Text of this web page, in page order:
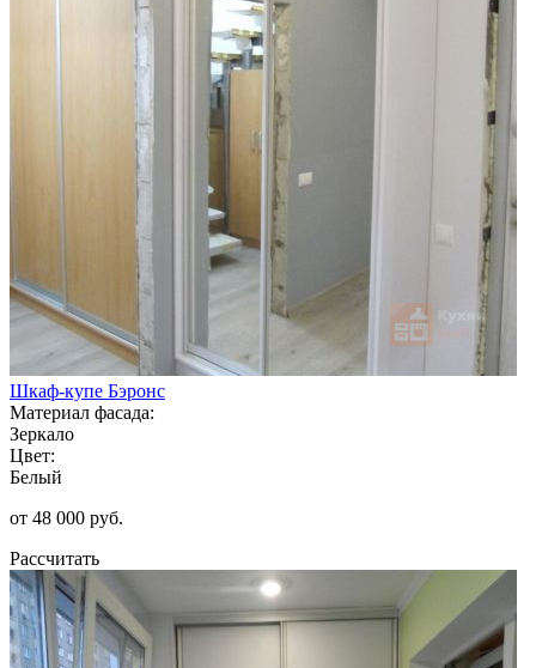
Шкаф-купе Бэронс
Материал фасада:
Зеркало
Цвет:
Белый
от 48 000 руб.
Рассчитать